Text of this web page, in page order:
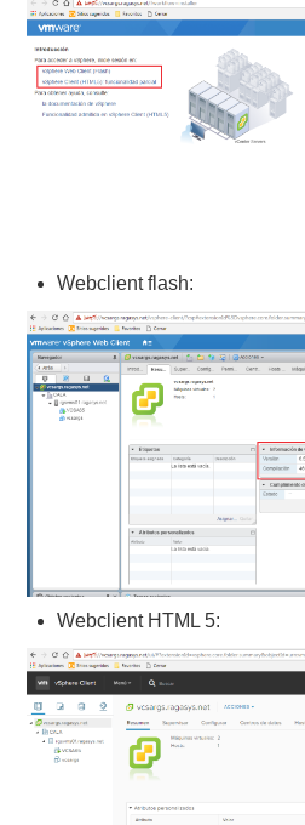
Webclient flash:
Webclient HTML 5: